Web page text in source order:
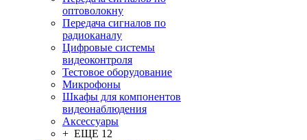
оптоволокну
Передача сигналов по
радиоканалу
Цифровые системы
видеоконтроля
Тестовое оборудование
Микрофоны
Шкафы для компонентов
видеонаблюдения
Аксессуары
+ ЕЩЕ 12